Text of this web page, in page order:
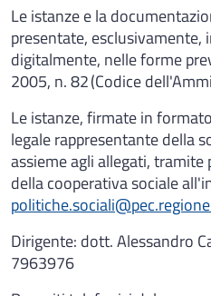
Le istanze e la
presentate,
digitalmente, nelle forme
2005, n. 82 (Codice
Le istanze, firmate in
legale rappresentante della
assieme agli allegati,
della cooperativa sociale
Dirigente: dott. Alessandro
7963976